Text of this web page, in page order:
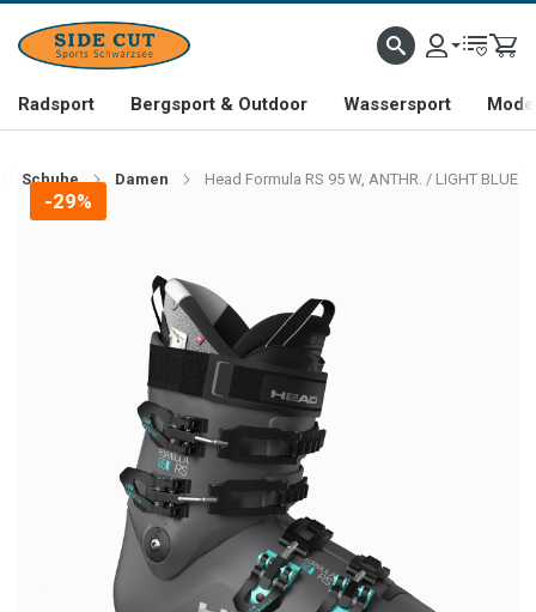
Radsport Bergsport & Outdoor Wassersport
Schuhe Damen Head Formula RS 95 W, ANTHR. / LIGHT BLUE
-29%